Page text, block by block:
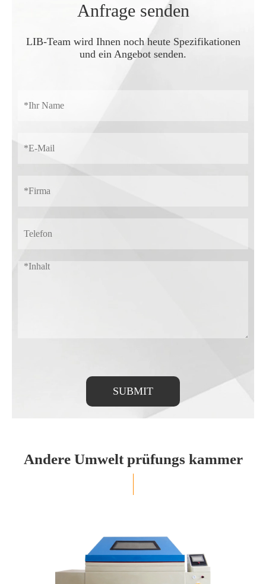
Anfrage senden
LIB-Team wird Ihnen noch heute Spezifikationen
und ein Angebot senden.
SUBMIT
Andere Umwelt prüfungs kammer